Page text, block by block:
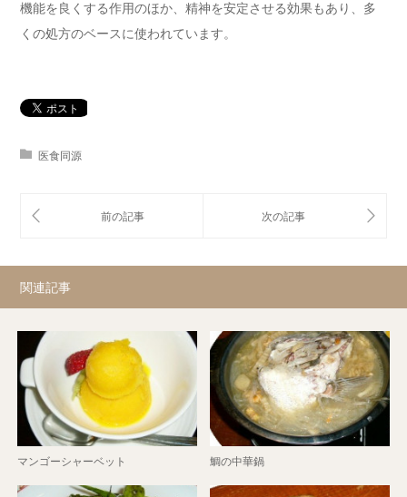
機能を良くする作用のほか、精神を安定させる効果もあり、多
くの処方のベースに使われています。
医食同源
関連記事
マンゴーシャーベット 鯛の中華鍋